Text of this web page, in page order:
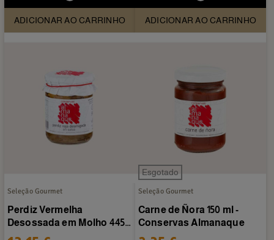
ADICIONAR AO CARRINHO ADICIONAR AO CARRINHO
Seleção Gourmet
Perdiz Vermelha
Desossada em Molho 445
ml - Conservas Almanaque
Esgotado
Seleção Gourmet
Carne de Ñora 150 ml -
Conservas Almanaque